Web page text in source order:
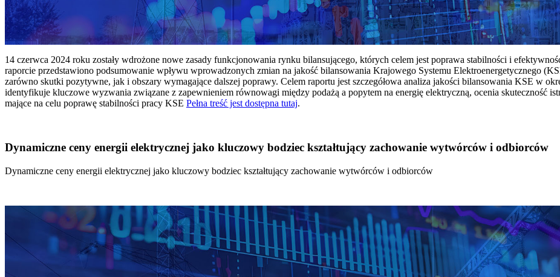
14 czerwca 2024 roku zostały wdrożone nowe zasady funkcjonowania rynku bilansującego, których celem jest poprawa stabilności i
raporcie przedstawiono podsumowanie wpływu wprowadzonych zmian na jakość bilansowania Krajowego Systemu Elektroenergetycznego
zarówno skutki pozytywne, jak i obszary wymagające dalszej poprawy. Celem raportu jest szczegółowa analiza jakości bilansowania KSE w
identyfikuje kluczowe wyzwania związane z zapewnieniem równowagi między podażą a popytem na energię elektryczną, ocenia skuteczność
mające na celu poprawę stabilności pracy KSE Pełna treść jest dostępna tutaj.
Dynamiczne ceny energii elektrycznej jako kluczowy bodziec kształtujący zachowanie wytwórców i odbiorców
Dynamiczne ceny energii elektrycznej jako kluczowy bodziec kształtujący zachowanie wytwórców i odbiorców